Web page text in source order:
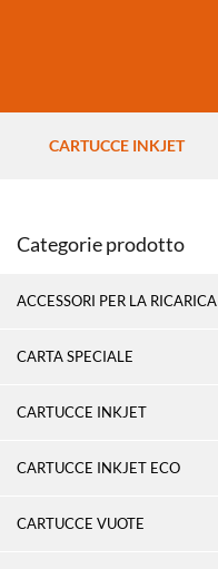
CARTUCCE INKJET
Categorie prodotto
ACCESSORI PER LA RICARICA
CARTA SPECIALE
CARTUCCE INKJET
CARTUCCE INKJET ECO
CARTUCCE VUOTE